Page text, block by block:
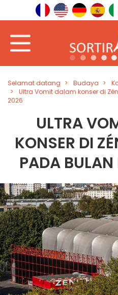
Selamat datang Budaya
Ultra Vomit dalam konser di
2026
ULTRA
KONSER DI
PADA